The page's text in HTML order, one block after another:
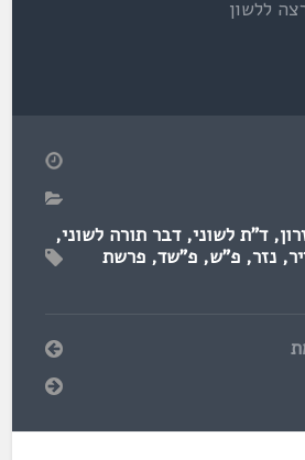
ללשון
,ד"ת לשוני,דבר תורה לשוני,
,נזר,פ"ש,פ"שד,פרשת